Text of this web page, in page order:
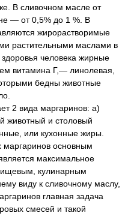
В сливочном масле от
— от 0,5% до 1 %. В
жирорастворимые
растительными маслами в
человека жирные
витамина Г,— линолевая,
бедны животные
2 вида маргаринов: а)
животный и столовый
или кухонные жиры.
маргаринов основным
максимальное
кулинарным
виду к сливочному маслу,
главная задача
смесей и такой